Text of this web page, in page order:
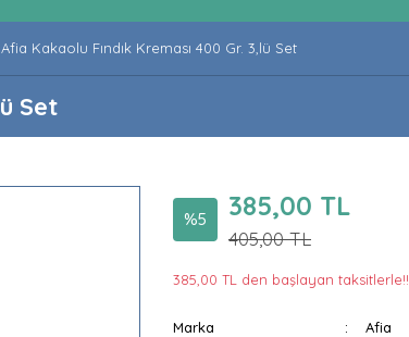
Afia Kakaolu Fındık Kreması 400 Gr. 3,lü Set
Set
%5 385,00 TL
405,00 TL
385,00 TL den başlayan taksitlerle!!
Marka Afia